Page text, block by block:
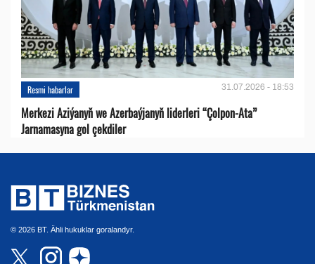
Resmi habarlar 31.07.2026 - 18:53
Merkezi Aziýanyň we Azerbaýjanyň liderleri “Çolpon-Ata”
Jarnamasyna gol çekdiler
© 2026 BT. Ähli hukuklar goralandyr.